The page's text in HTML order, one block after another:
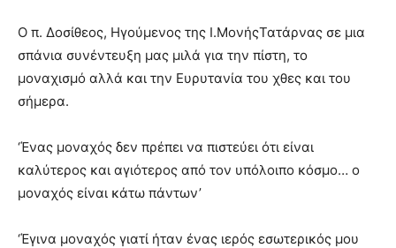
Ο π. Δοσίθεος, Ηγούμενος της Ι.ΜονήςΤατάρνας σε μια
σπάνια συνέντευξη μας μιλά για την πίστη, το
μοναχισμό αλλά και την Ευρυτανία του χθες και του
σήμερα.
‘Ένας μοναχός δεν πρέπει να πιστεύει ότι είναι
καλύτερος και αγιότερος από τον υπόλοιπο κόσμο… ο
μοναχός είναι κάτω πάντων’
‘Έγινα μοναχός γιατί ήταν ένας ιερός εσωτερικός μου